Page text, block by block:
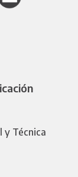
y Técnica